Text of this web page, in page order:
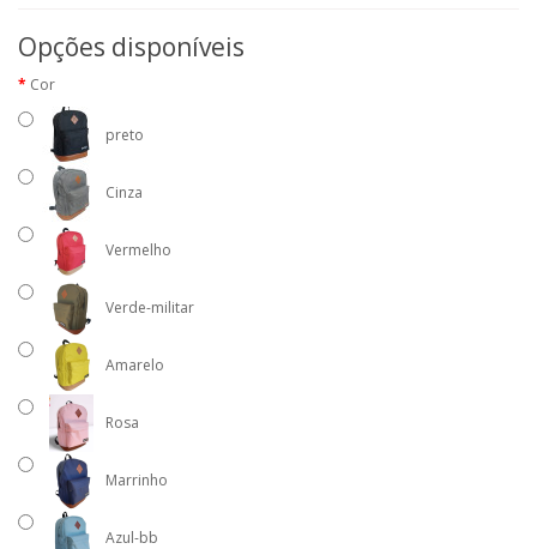
Opções disponíveis
Cor
preto
Cinza
Vermelho
Verde-militar
Amarelo
Rosa
Marrinho
Azul-bb